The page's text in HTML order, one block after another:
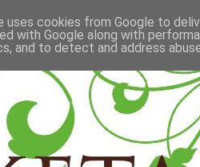
uses cookies from Google to
with Google along with
and to detect and address